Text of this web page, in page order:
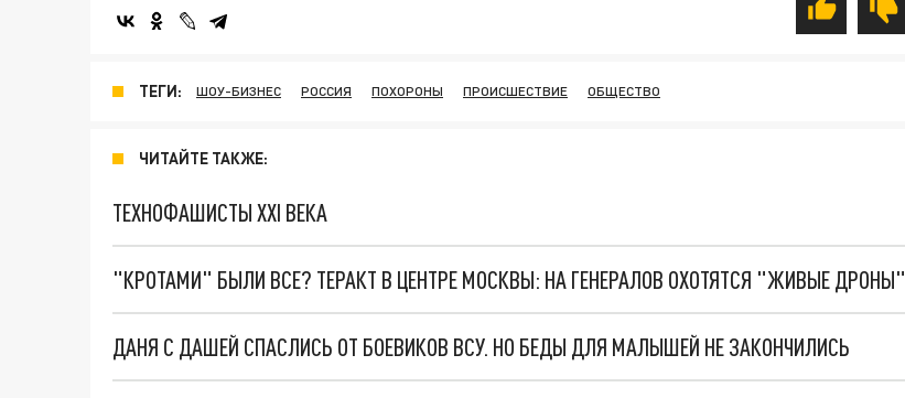
ТЕГИ: ШОУ-БИЗНЕС РОССИЯ ПОХОРОНЫ ПРОИСШЕСТВИЕ ОБЩЕСТВО
ЧИТАЙТЕ ТАКЖЕ:
ТЕХНОФАШИСТЫ XXI ВЕКА
"КРОТАМИ" БЫЛИ ВСЕ? ТЕРАКТ В ЦЕНТРЕ МОСКВЫ: НА ГЕНЕРАЛОВ ОХОТЯТСЯ "ЖИВЫЕ ДРОНЫ"
ДАНЯ С ДАШЕЙ СПАСЛИСЬ ОТ БОЕВИКОВ ВСУ. НО БЕДЫ ДЛЯ МАЛЫШЕЙ НЕ ЗАКОНЧИЛИСЬ